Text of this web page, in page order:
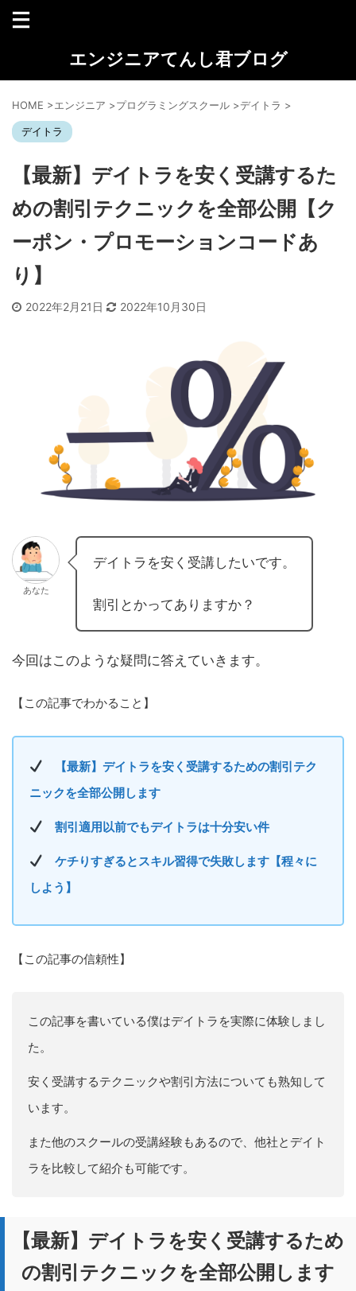
エンジニアてんし君ブログ
HOME >エンジニア >プログラミングスクール >デイトラ >
デイトラ
【最新】デイトラを安く受講するた
めの割引テクニックを全部公開【ク
ーポン・プロモーションコードあ
り】
2022年2月21日 2022年10月30日
あなた
デイトラを安く受講したいです。
割引とかってありますか？
今回はこのような疑問に答えていきます。
【この記事でわかること】
【最新】デイトラを安く受講するための割引テク
ニックを全部公開します
割引適用以前でもデイトラは十分安い件
ケチりすぎるとスキル習得で失敗します【程々に
しよう】
【この記事の信頼性】
この記事を書いている僕はデイトラを実際に体験しまし
た。
安く受講するテクニックや割引方法についても熟知して
います。
また他のスクールの受講経験もあるので、他社とデイト
ラを比較して紹介も可能です。
【最新】デイトラを安く受講するため
の割引テクニックを全部公開します